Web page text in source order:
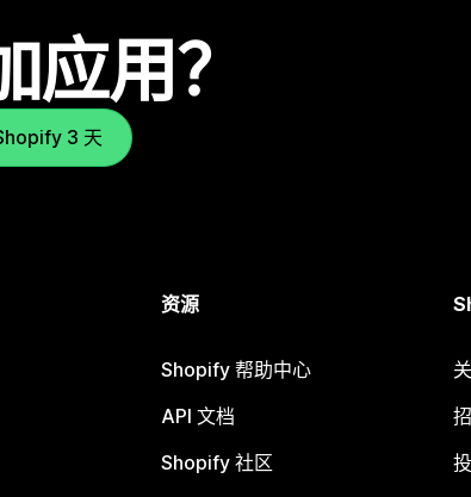
应用？
3 天
资源
Shopify 帮助中心
API 文档
Shopify 社区